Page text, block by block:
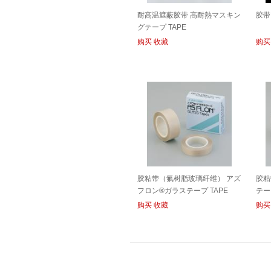
耐高温遮蔽胶带 高耐熱マスキン
グテープ TAPE
购买 收藏
胶
购买
胶粘带（氟树脂玻璃纤维） アズ
フロン®ガラステープ TAPE
购买 收藏
胶
テ
购买